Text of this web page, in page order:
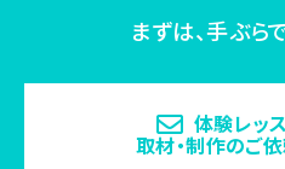
まずは、手ぶら
体験レッ
取材・制作の